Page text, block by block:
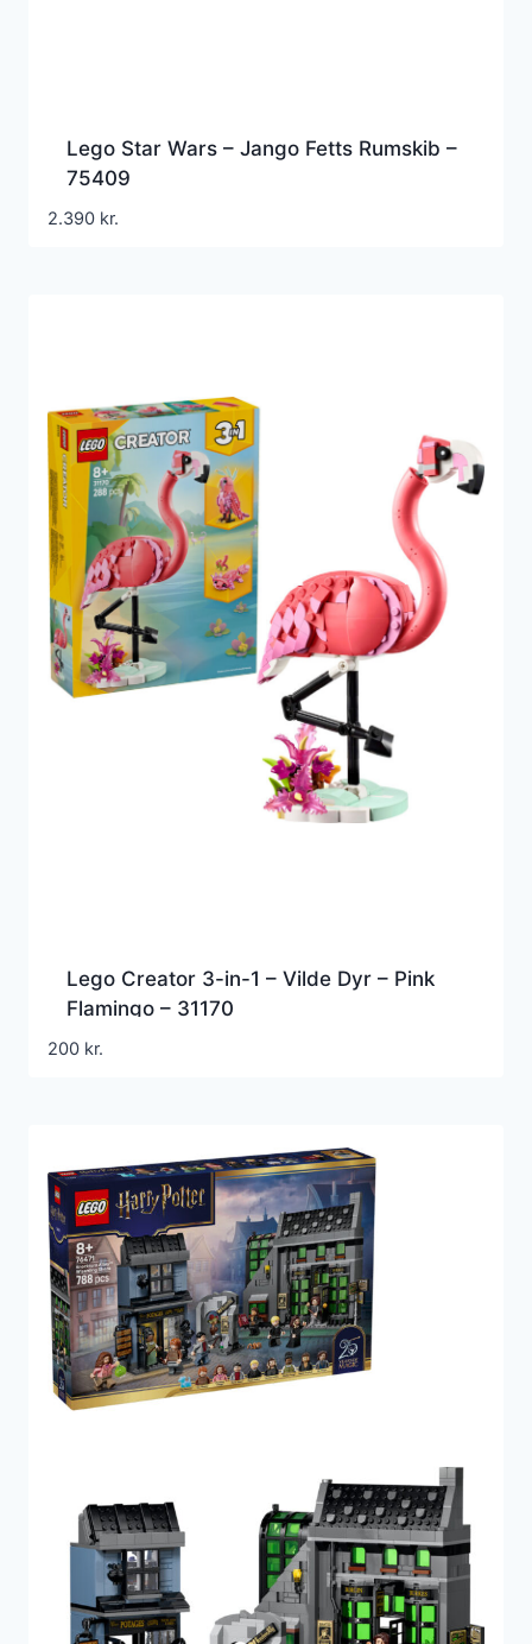
Lego Star Wars – Jango Fetts Rumskib –
75409
2.390 kr.
Lego Creator 3-in-1 – Vilde Dyr – Pink
Flamingo – 31170
200 kr.